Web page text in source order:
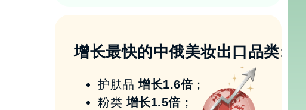
增长最快的中俄美妆出口品类:
护肤品增长1.6倍；
粉类增长1.5倍；